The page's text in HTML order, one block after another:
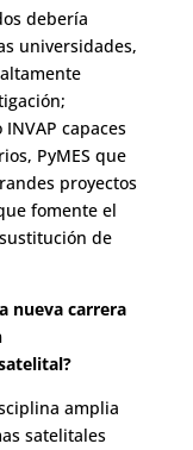
debería
universidades,
capaces
PyMES que
proyectos
fomente el
de
nueva carrera
amplia
satelitales